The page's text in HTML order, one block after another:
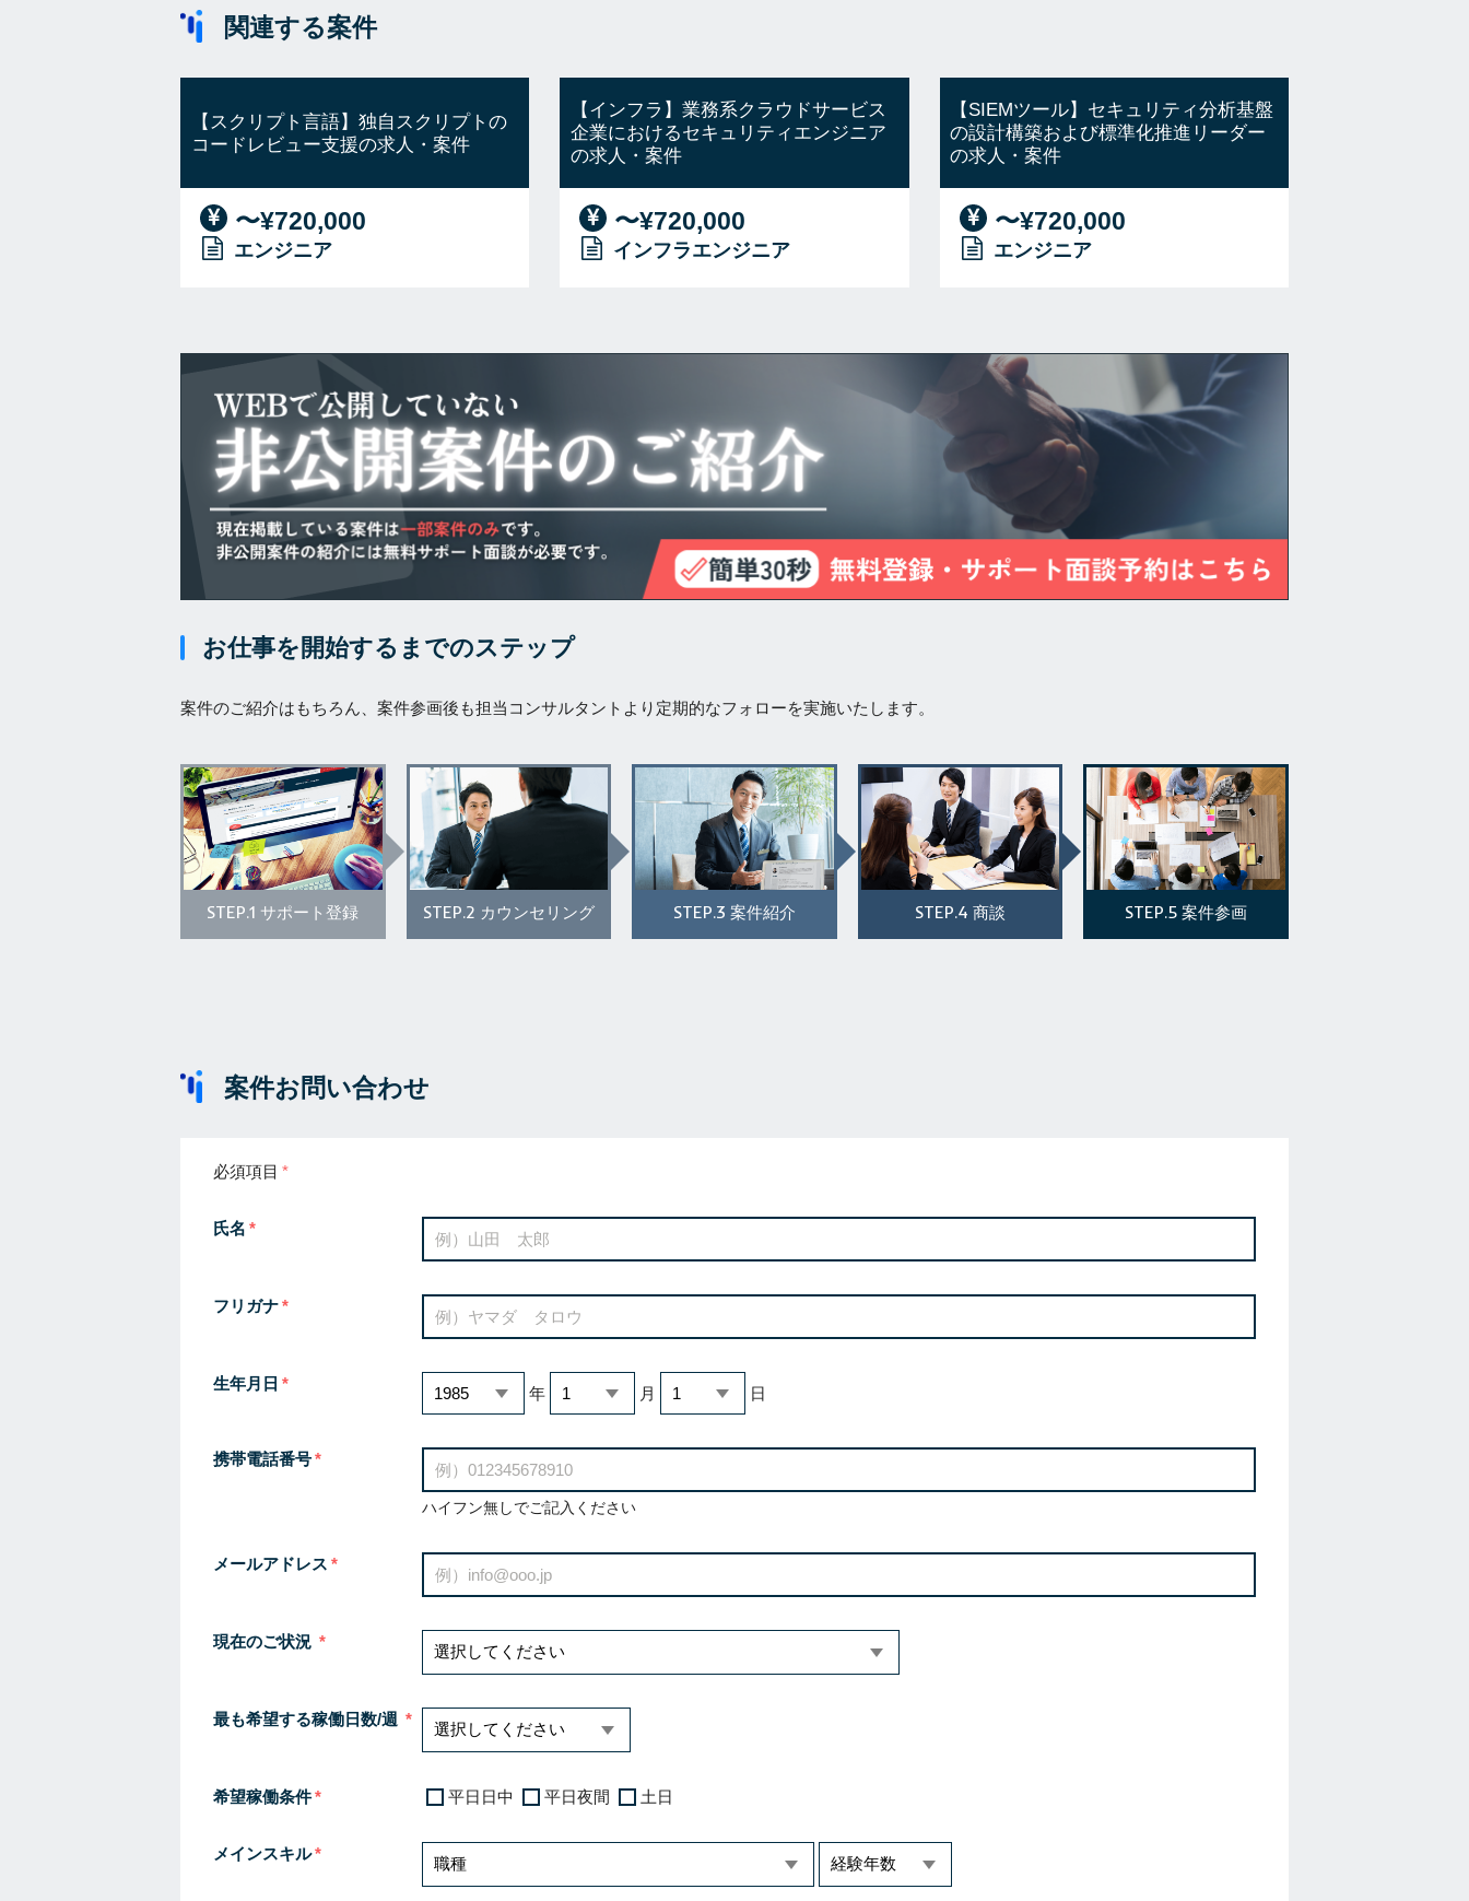
関連する案件
【スクリプト言語】独自スクリプトの
コードレビュー支援の求人・案件
〜¥720,000
エンジニア
【インフラ】業務系クラウドサービス
企業におけるセキュリティエンジニア
の求人・案件
〜¥720,000
インフラエンジニア
【SIEMツール】セキュリティ分析基盤
の設計構築および標準化推進リーダー
の求人・案件
〜¥720,000
エンジニア
お仕事を開始するまでのステップ
案件のご紹介はもちろん、案件参画後も担当コンサルタントより定期的なフォローを実施いたします。
STEP.1 サポート登録 STEP.2 カウンセリング STEP.3 案件紹介 STEP.4 商談 STEP.5 案件参画
案件お問い合わせ
必須項目
氏名
フリガナ
生年月日
年 月 日
携帯電話番号
ハイフン無しでご記入ください
メールアドレス
現在のご状況
最も希望する稼働日数/週
希望稼働条件 平日日中 平日夜間 土日
メインスキル